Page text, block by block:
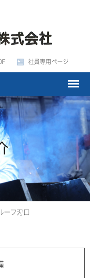
社員専用ページ
ーフ刃口